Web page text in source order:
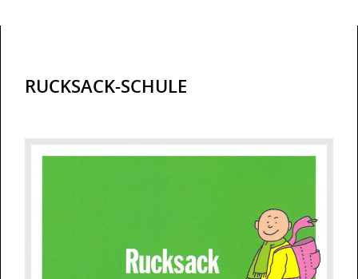
RUCKSACK-SCHULE